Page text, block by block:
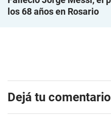
los 68 años en Rosario
Dejá tu comentario